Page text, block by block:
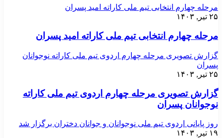
مرحله چهارم انتخابی تیم ملی کاراته امید پسران
۲۵ تیر, ۱۴۰۳
مرحله چهارم انتخابی تیم ملی کاراته امید پسران
گزارش تصویری مرحله چهارم اردوی تیم ملی کاراته نوجوانان
پسران
۲۵ تیر, ۱۴۰۳
گزارش تصویری مرحله چهارم اردوی تیم ملی کاراته
نوجوانان پسران
روز پایانی اردوی تیم ملی نوجوانان و جوانان دختران برگزار شد
۱۹ تیر, ۱۴۰۳